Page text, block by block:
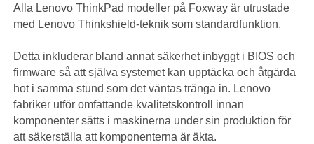
Alla Lenovo ThinkPad modeller på Foxway är utrustade
med Lenovo Thinkshield-teknik som standardfunktion.
Detta inkluderar bland annat säkerhet inbyggt i BIOS och
firmware så att själva systemet kan upptäcka och åtgärda
hot i samma stund som det väntas tränga in. Lenovo
fabriker utför omfattande kvalitetskontroll innan
komponenter sätts i maskinerna under sin produktion för
att säkerställa att komponenterna är äkta.